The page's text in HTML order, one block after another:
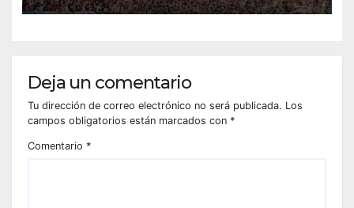
Deja un comentario
Tu dirección de correo electrónico no será publicada. Los
campos obligatorios están marcados con *
Comentario *